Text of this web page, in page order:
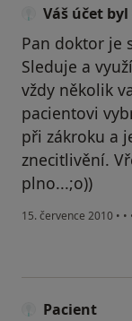
Váš účet
Pan doktor je
Sleduje a
vždy několik
pacientovi
při zákroku a
znecitlivění.
plno...;o))
15. července 2010 • •
Pacient